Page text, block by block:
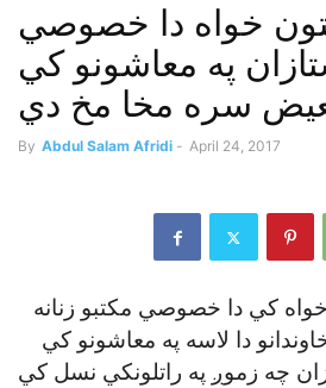
خواه دا خصوصي
په معاشونو کي
سره مخا مخ دي
By Abdul Salam Afridi - April 24, 2017
کي دا خصوصي مکتبو زنانه
دا لاسه په معاشونو کي
چه زموږ په راتلونکي نسل کي